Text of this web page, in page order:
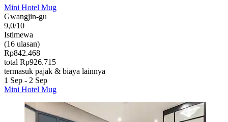
Mini Hotel Mug
Gwangjin-gu
9,0/10
Istimewa
(16 ulasan)
Rp842.468
total Rp926.715
termasuk pajak & biaya lainnya
1 Sep - 2 Sep
Mini Hotel Mug